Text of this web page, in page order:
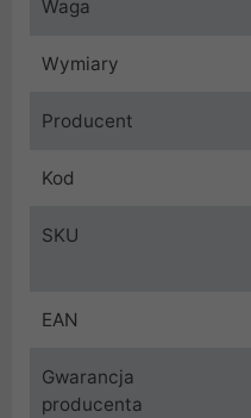
Waga
Wymiary
Producent
Kod
SKU
EAN
Gwarancja
producenta